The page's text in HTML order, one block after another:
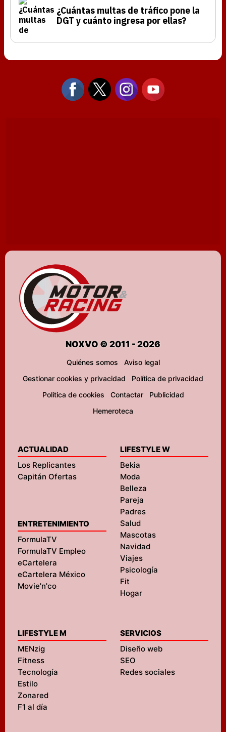
¿Cuántas multas de tráfico pone la
DGT y cuánto ingresa por ellas?
NOXVO © 2011 - 2026
Quiénes somos
Aviso legal
Gestionar cookies y privacidad
Política de privacidad
Política de cookies
Contactar
Publicidad
Hemeroteca
ACTUALIDAD
Los Replicantes
Capitán Ofertas
ENTRETENIMIENTO
FormulaTV
FormulaTV Empleo
eCartelera
eCartelera México
Movie'n'co
LIFESTYLE W
Bekia
Moda
Belleza
Pareja
Padres
Salud
Mascotas
Navidad
Viajes
Psicología
Fit
Hogar
LIFESTYLE M
MENzig
Fitness
Tecnología
Estilo
Zonared
F1 al día
SERVICIOS
Diseño web
SEO
Redes sociales